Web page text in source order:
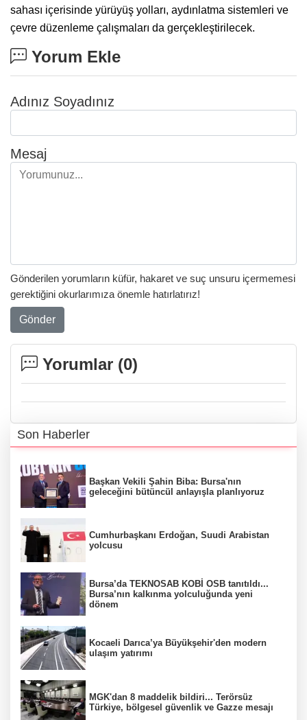
sahası içerisinde yürüyüş yolları, aydınlatma sistemleri ve
çevre düzenleme çalışmaları da gerçekleştirilecek.
Yorum Ekle
Adınız Soyadınız
Mesaj
Gönderilen yorumların küfür, hakaret ve suç unsuru içermemesi
gerektiğini okurlarımıza önemle hatırlatırız!
Gönder
Yorumlar (0)
Son Haberler
Başkan Vekili Şahin Biba: Bursa'nın
geleceğini bütüncül anlayışla planlıyoruz
Cumhurbaşkanı Erdoğan, Suudi Arabistan
yolcusu
Bursa’da TEKNOSAB KOBİ OSB tanıtıldı...
Bursa’nın kalkınma yolculuğunda yeni
dönem
Kocaeli Darıca’ya Büyükşehir'den modern
ulaşım yatırımı
MGK'dan 8 maddelik bildiri... Terörsüz
Türkiye, bölgesel güvenlik ve Gazze mesajı